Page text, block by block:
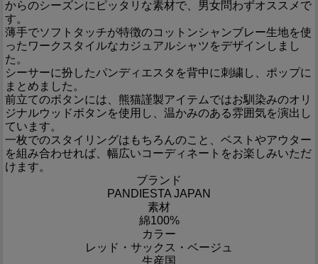
からのシーズンにピッタリな素材で、男女問わずオススメで
す。
薄手でソフトタッチが特徴のコットンシャンブレー生地を使
ったワークスタイルなカジュアルシャツをデザインしまし
た。
シーサーに扮したパンディエスタを背中に刺繍し、ポップに
まとめました。
前立てのボタンには、熊猫謹製アイテムではお馴染みのオリ
ジナルウッドボタンを使用し、温かみのある雰囲気を演出し
ています。
一枚でのスタイリングはもちろんのこと、ベストやアウター
を組み合わせれば、幅広いコーディネートをお楽しみいただ
けます。
ブランド
PANDIESTA JAPAN
素材
綿100%
カラー
レッド・サックス・ベージュ
生産国